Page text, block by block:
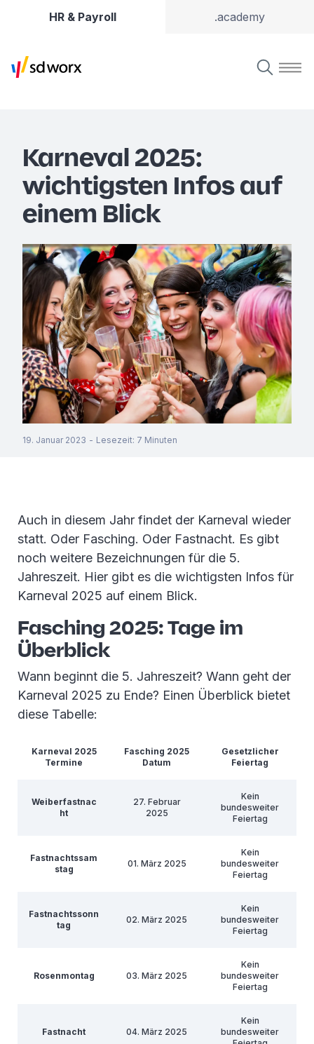
HR & Payroll .academy
Karneval 2025:
wichtigsten Infos auf
einem Blick
19. Januar 2023 - Lesezeit: 7 Minuten
Auch in diesem Jahr findet der Karneval wieder
statt. Oder Fasching. Oder Fastnacht. Es gibt
noch weitere Bezeichnungen für die 5.
Jahreszeit. Hier gibt es die wichtigsten Infos für
Karneval 2025 auf einem Blick.
Fasching 2025: Tage im
Überblick
Wann beginnt die 5. Jahreszeit? Wann geht der
Karneval 2025 zu Ende? Einen Überblick bietet
diese Tabelle:
Karneval 2025
Termine
Fasching 2025
Datum
Gesetzlicher
Feiertag
Weiberfastnac
ht
27. Februar
2025
Kein
bundesweiter
Feiertag
Fastnachtssam
stag
01. März 2025
Kein
bundesweiter
Feiertag
Fastnachtssonn
tag
02. März 2025
Kein
bundesweiter
Feiertag
Rosenmontag 03. März 2025
Kein
bundesweiter
Feiertag
Fastnacht 04. März 2025
Kein
bundesweiter